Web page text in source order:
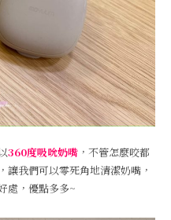
360度吸吮奶嘴 ，不管怎麼咬都
，讓我們可以零死角地清潔奶嘴，
處，優點多多~